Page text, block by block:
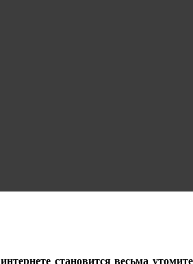
становится весьма